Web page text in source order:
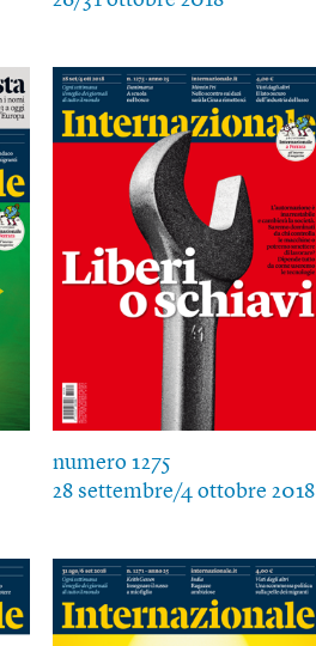
numero 1275
28 settembre/4 ottobre 2018